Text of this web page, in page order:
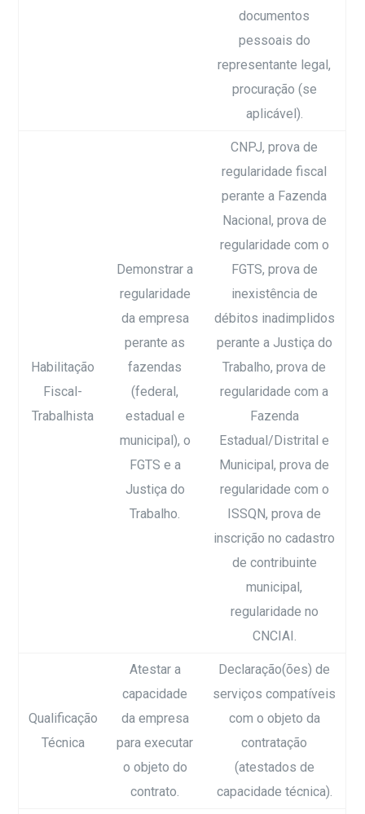
documentos
pessoais do
representante legal,
procuração (se
aplicável).
Habilitação
Fiscal-
Trabalhista
Demonstrar a
regularidade
da empresa
perante as
fazendas
(federal,
estadual e
municipal), o
FGTS e a
Justiça do
Trabalho.
CNPJ, prova de
regularidade fiscal
perante a Fazenda
Nacional, prova de
regularidade com o
FGTS, prova de
inexistência de
débitos inadimplidos
perante a Justiça do
Trabalho, prova de
regularidade com a
Fazenda
Estadual/Distrital e
Municipal, prova de
regularidade com o
ISSQN, prova de
inscrição no cadastro
de contribuinte
municipal,
regularidade no
CNCIAI.
Qualificação
Técnica
Atestar a
capacidade
da empresa
para executar
o objeto do
contrato.
Declaração(ões) de
serviços compatíveis
com o objeto da
contratação
(atestados de
capacidade técnica).